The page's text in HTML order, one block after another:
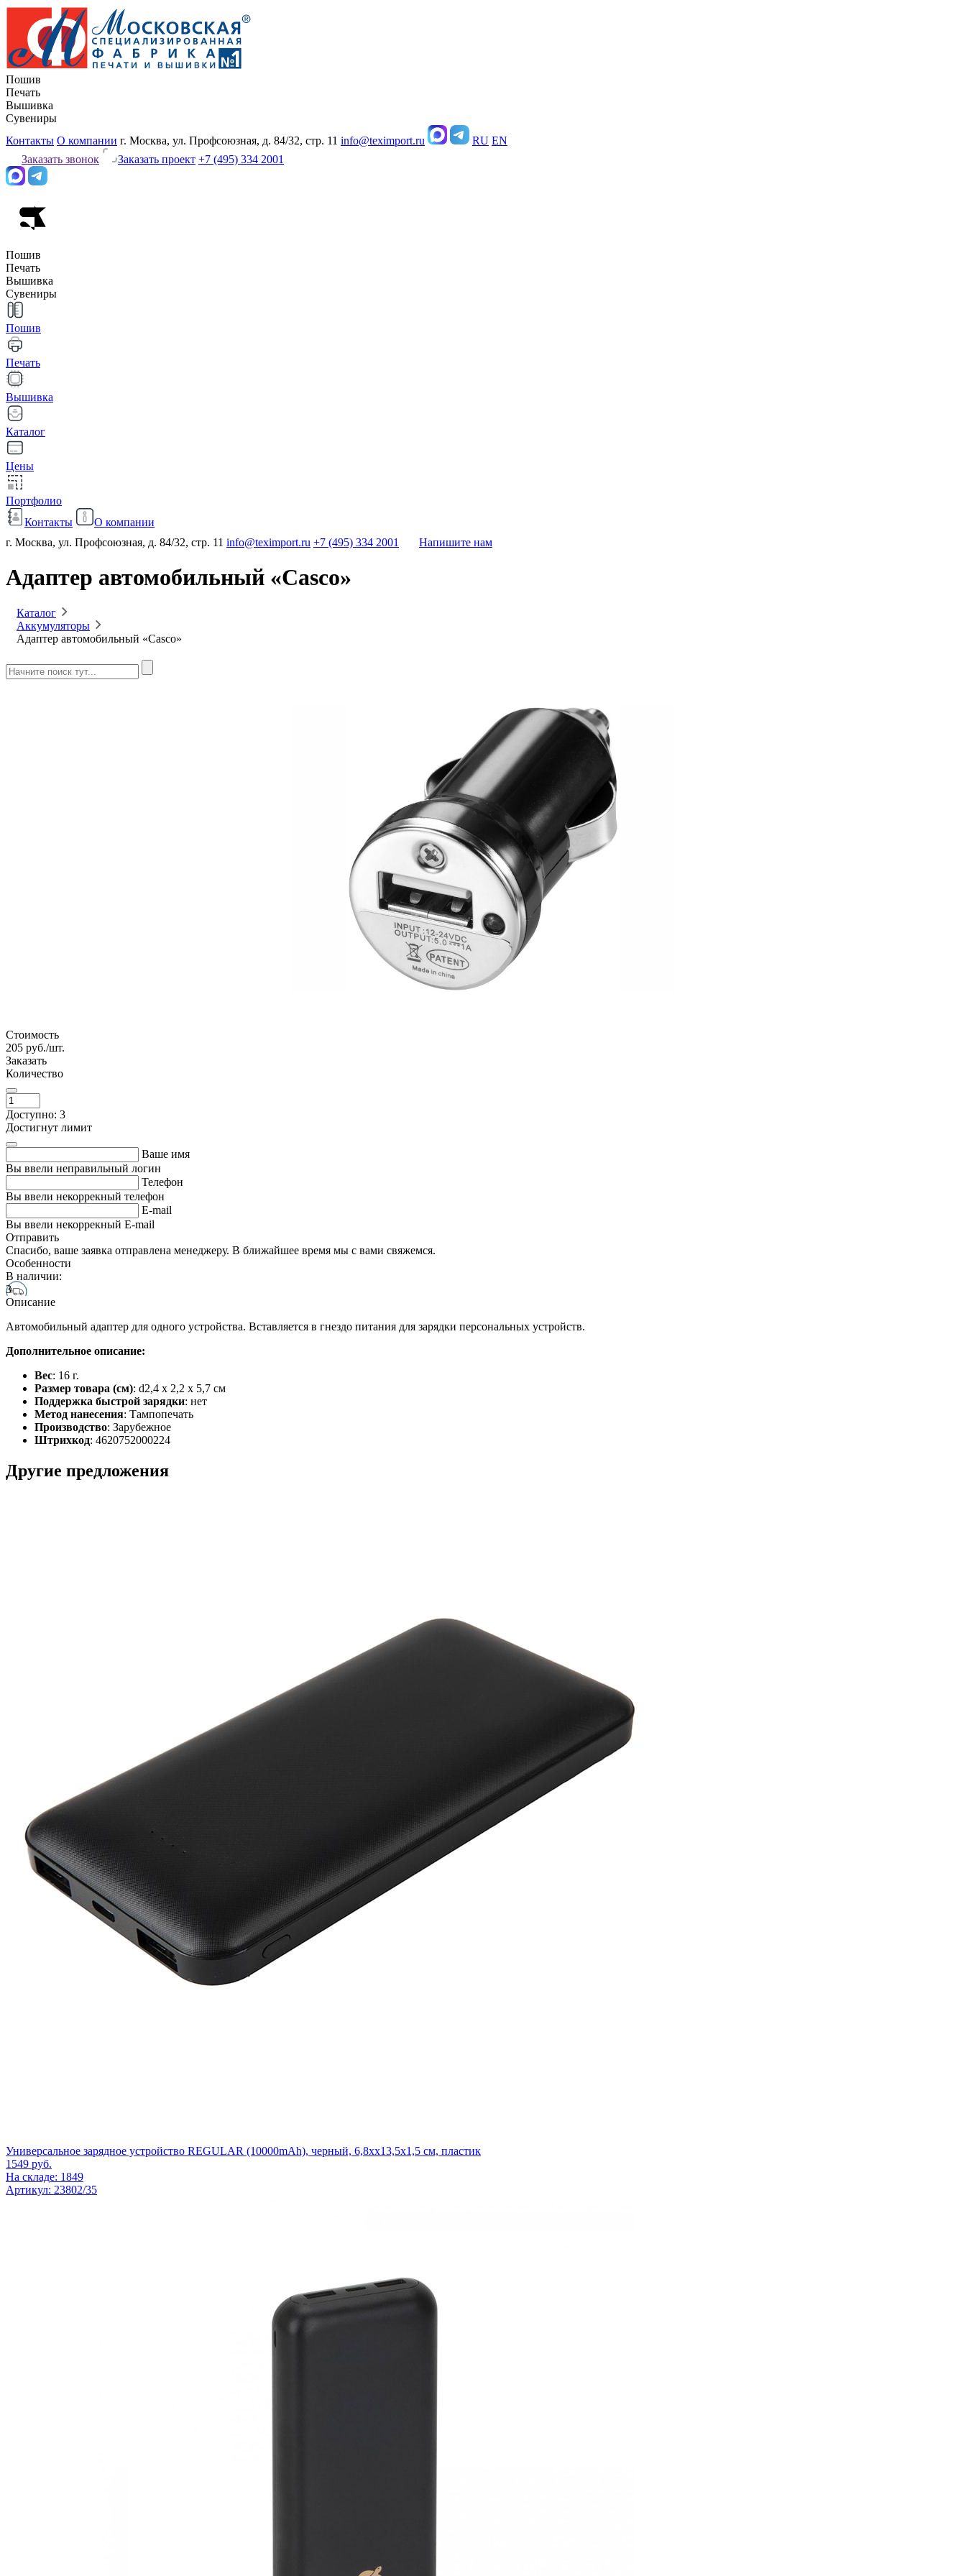
Пошив
Печать
Вышивка
Сувениры
Контакты О компании г. Москва, ул. Профсоюзная, д. 84/32, стр. 11 info@teximport.ru RU EN
Заказать звонок
Заказать проект +7 (495) 334 2001
Пошив
Печать
Вышивка
Сувениры
Пошив
Печать
Вышивка
Каталог
Цены
Портфолио
Контакты
О компании
г. Москва, ул. Профсоюзная, д. 84/32, стр. 11 info@teximport.ru +7 (495) 334 2001 Напишите нам
Адаптер автомобильный «Casco»
Каталог
Аккумуляторы
Адаптер автомобильный «Casco»
Стоимость
205 руб./шт.
Заказать
Количество
Доступно: 3
Достигнут лимит
Ваше имя
Вы ввели неправильный логин
Телефон
Вы ввели некоррекный телефон
E-mail
Вы ввели некоррекный E-mail
Отправить
Спасибо, ваше заявка отправлена менеджеру. В ближайшее время мы с вами свяжемся.
Особенности
В наличии:
3
Описание
Автомобильный адаптер для одного устройства. Вставляется в гнездо питания для зарядки персональных устройств.
Дополнительное описание:
Вес: 16 г.
Размер товара (см): d2,4 х 2,2 х 5,7 см
Поддержка быстрой зарядки: нет
Метод нанесения: Тампопечать
Производство: Зарубежное
Штрихкод: 4620752000224
Другие предложения
Универсальное зарядное устройство REGULAR (10000mAh), черный, 6,8хх13,5х1,5 см, пластик
1549 руб.
На складе: 1849
Артикул: 23802/35